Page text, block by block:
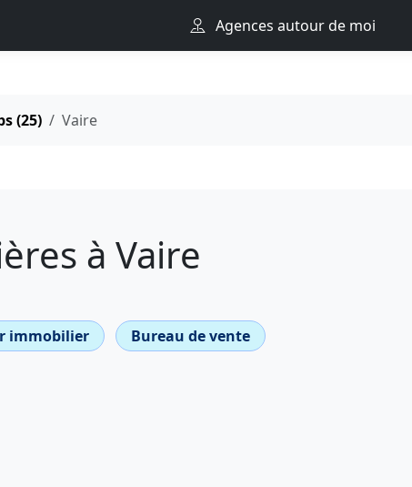
Agences autour de moi
(25) Vaire
à Vaire
immobilier Bureau de vente